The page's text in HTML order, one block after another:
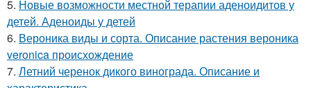
5. Новые возможности местной терапии аденоидитов у
детей. Аденоиды у детей
6. Вероника виды и сорта. Описание растения вероника
veronica происхождение
7. Летний черенок дикого винограда. Описание и